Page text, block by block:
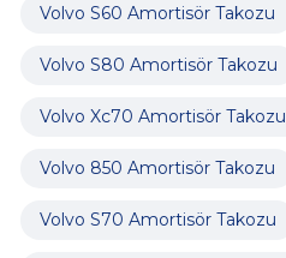
Volvo S60 Amortisör Takozu
Volvo S80 Amortisör Takozu
Volvo Xc70 Amortisör Takozu
Volvo 850 Amortisör Takozu
Volvo S70 Amortisör Takozu